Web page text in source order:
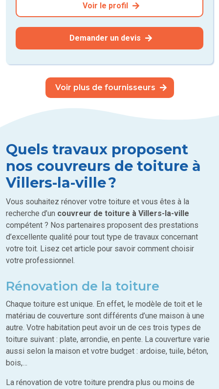
Voir le profil
Demander un devis
Voir plus de fournisseurs
Quels travaux proposent
nos couvreurs de toiture à
Villers-la-ville ?
Vous souhaitez rénover votre toiture et vous êtes à la
recherche d’un couvreur de toiture à Villers-la-ville
compétent ? Nos partenaires proposent des prestations
d’excellente qualité pour tout type de travaux concernant
votre toit. Lisez cet article pour savoir comment choisir
votre professionnel.
Rénovation de la toiture
Chaque toiture est unique. En effet, le modèle de toit et le
matériau de couverture sont différents d’une maison à une
autre. Votre habitation peut avoir un de ces trois types de
toiture suivant : plate, arrondie, en pente. La couverture varie
aussi selon la maison et votre budget : ardoise, tuile, béton,
bois,…
La rénovation de votre toiture prendra plus ou moins de